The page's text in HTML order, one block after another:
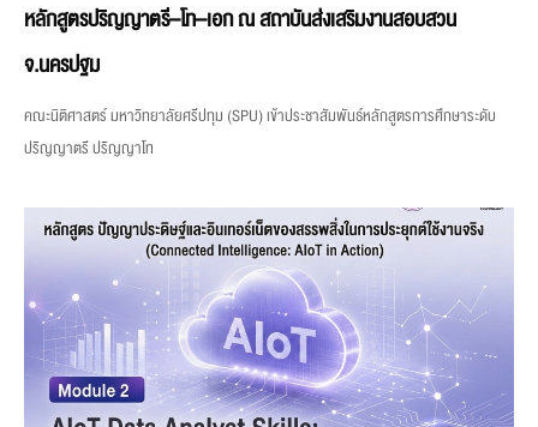
หลักสูตรปริญญาตรี–โท–เอก ณ สถาบันส่งเสริมงานสอบสวน
จ.นครปฐม
คณะนิติศาสตร์ มหาวิทยาลัยศรีปทุม (SPU) เข้าประชาสัมพันธ์หลักสูตรการศึกษาระดับ
ปริญญาตรี ปริญญาโท